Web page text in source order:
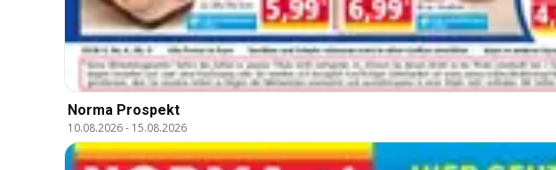
Norma Prospekt
10.08.2026- 15.08.2026